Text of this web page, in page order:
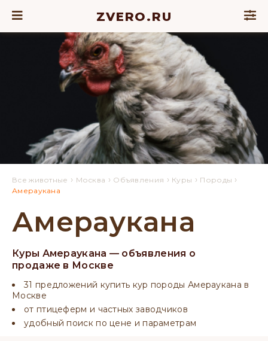
ZVERO.RU
Все животные › Москва › Объявления › Куры › Породы ›
Амераукана
Амераукана
Куры Амераукана — объявления о
продаже в Москве
31 предложений купить кур породы Амераукана в
Москве
от птицеферм и частных заводчиков
удобный поиск по цене и параметрам